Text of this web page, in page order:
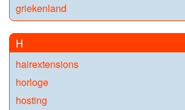
griekenland
H
hairextensions
horloge
hosting